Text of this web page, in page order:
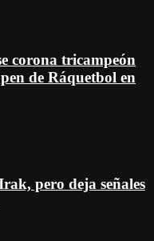
corona tricampeón
de Ráquetbol en
pero deja señales